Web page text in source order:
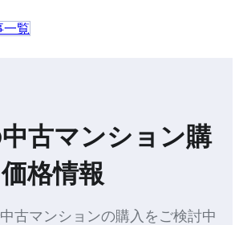
一覧
中古マンション購
格情報
中古マンションの購入 をご検討中